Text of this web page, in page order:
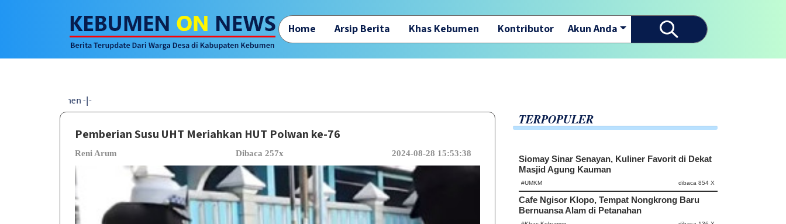
Home Arsip Berita Khas Kebumen Kontributor Akun Anda
Pemberian Susu UHT Meriahkan HUT Polwan ke-76
Reni Arum Dibaca 257x 2024-08-28 15:53:38
TERPOPULER
Siomay Sinar Senayan, Kuliner Favorit di Dekat
Masjid Agung Kauman
#UMKM dibaca 854 X
Cafe Ngisor Klopo, Tempat Nongkrong Baru
Bernuansa Alam di Petanahan